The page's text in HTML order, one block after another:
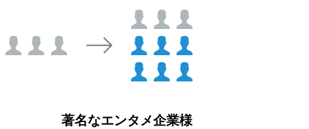
著名なエンタメ企業様